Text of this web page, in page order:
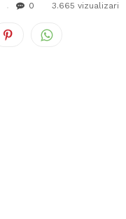
0 3.665 vizualizari